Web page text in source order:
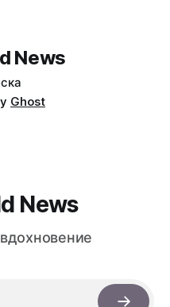
News
Ghost
News